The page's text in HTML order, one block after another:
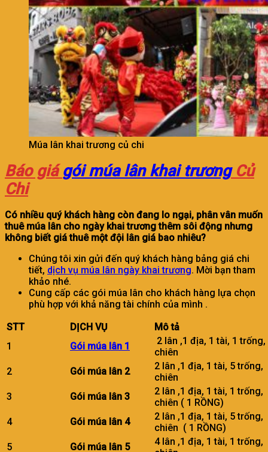
Múa lân khai trương củ chi
Báo giágói múa lân khai trươngCủ
Chi
Có nhiều quý khách hàng còn đang lo ngại, phân vân muốn
thuê múa lân cho ngày khai trương thêm sôi động nhưng
không biết giá thuê một đội lân giá bao nhiêu?
Chúng tôi xin gửi đến quý khách hàng bảng giá chi
tiết, dịch vụ múa lân ngày khai trương. Mời bạn tham
khảo nhé.
Cung cấp các gói múa lân cho khách hàng lựa chọn
phù hợp với khả năng tài chính của mình .
STT
DỊCH VỤ
Mô tả
1
Gói múa lân 1
2 lân ,1 địa, 1 tài, 1
chiên
2
Gói múa lân 2
2 lân ,1 địa, 1 tài, 5
chiên
3
Gói múa lân 3
2 lân ,1 địa, 1 tài, 1
chiên ( 1 RỒNG)
4
Gói múa lân 4
2 lân ,1 địa, 1 tài, 5
chiên ( 1 RỒNG)
5
Gói múa lân 5
4 lân ,1 địa, 1 tài, 1